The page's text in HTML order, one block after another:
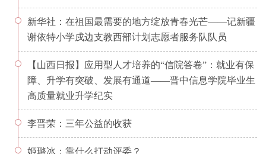
新华社：在祖国最需要的地方绽放青春光芒——记新疆
谢依特小学戍边支教西部计划志愿者服务队队员
【山西日报】应用型人才培养的“信院答卷”：就业有保
障、升学有突破、发展有通道——晋中信息学院毕业生
高质量就业升学纪实
李晋荣：三年公益的收获
姬璐冰：靠什么打动评委？